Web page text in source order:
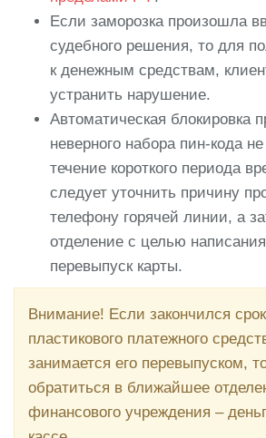
Если заморозка произошла
судебного решения, то для
к денежным средствам,
устранить нарушение.
Автоматическая блокировка
неверного набора пин-кода
течение короткого периода
следует уточнить причину
телефону горячей линии, а
отделение с целью
перевыпуск карты.
Внимание! Если закончился
пластикового платежного
занимается его перевыпуском,
обратиться в ближайшее
финансового учреждения –